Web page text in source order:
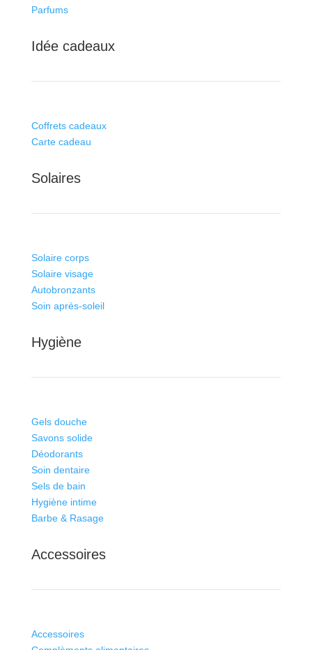
Parfums
Idée cadeaux
Coffrets cadeaux
Carte cadeau
Solaires
Solaire corps
Solaire visage
Autobronzants
Soin après-soleil
Hygiène
Gels douche
Savons solide
Déodorants
Soin dentaire
Sels de bain
Hygiène intime
Barbe & Rasage
Accessoires
Accessoires